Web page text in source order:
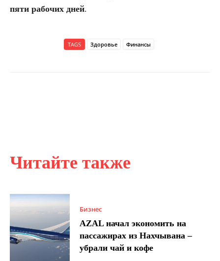
Читайте также
Бизнес
AZAL начал экономить на
пассажирах из Нахчывана –
убрали чай и кофе
пяти рабочих дней.
TAGS Здоровье Финансы